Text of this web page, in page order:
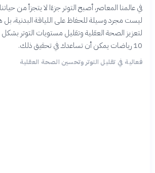
في عالمنا المعاصر، أصبح التوتر جزءًا لا يتجزأ من
ليست مجرد وسيلة للحفاظ على اللياقة البدنية، بل
لتعزيز الصحة العقلية وتقليل مستويات التوتر
10 رياضات يمكن أن تساعدك في تحقيق ذلك.
فعالية في تقليل التوتر وتحسين الصحة العقلية